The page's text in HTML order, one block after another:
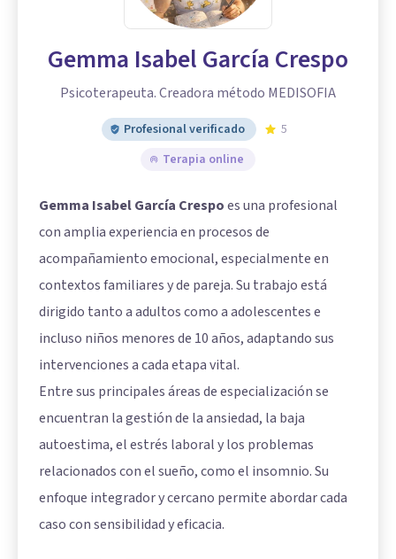
Gemma Isabel García Crespo
Psicoterapeuta. Creadora método MEDISOFIA
Profesional verificado
5
Terapia online
Gemma Isabel García Crespoes una profesional
con amplia experiencia en procesos de
acompañamiento emocional, especialmente en
contextos familiares y de pareja. Su trabajo está
dirigido tanto a adultos como a adolescentes e
incluso niños menores de 10 años, adaptando sus
intervenciones a cada etapa vital.
Entre sus principales áreas de especialización se
encuentran la gestión de la ansiedad, la baja
autoestima, el estrés laboral y los problemas
relacionados con el sueño, como el insomnio. Su
enfoque integrador y cercano permite abordar cada
caso con sensibilidad y eficacia.